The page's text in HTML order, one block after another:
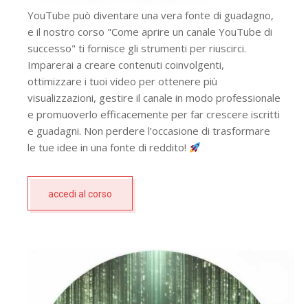
YouTube può diventare una vera fonte di guadagno,
e il nostro corso "Come aprire un canale YouTube di
successo" ti fornisce gli strumenti per riuscirci.
Imparerai a creare contenuti coinvolgenti,
ottimizzare i tuoi video per ottenere più
visualizzazioni, gestire il canale in modo professionale
e promuoverlo efficacemente per far crescere iscritti
e guadagni. Non perdere l’occasione di trasformare
le tue idee in una fonte di reddito!
accedi al corso